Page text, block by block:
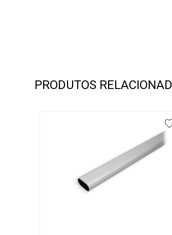
PRODUTOS